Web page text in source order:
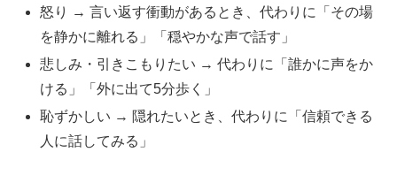
怒り → 言い返す衝動があるとき、代わりに「その場
を静かに離れる」「穏やかな声で話す」
悲しみ・引きこもりたい → 代わりに「誰かに声をか
ける」「外に出て5分歩く」
恥ずかしい → 隠れたいとき、代わりに「信頼できる
人に話してみる」